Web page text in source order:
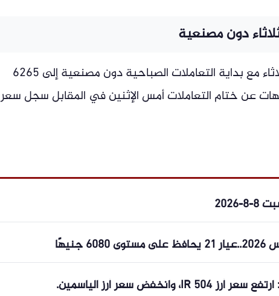
وسجل سعر جرام الذهب عيار 21 اليوم الثلاثاء مع بداية التعاملات الصباحية دون مصنعية إلى 6265
مسجلاً انخفاضاُ بنحو 5 جنيهات عن ختام التعاملات أمس الإثنين في المقابل سجل سعر